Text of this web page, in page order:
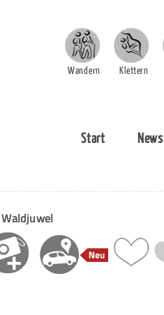
Wandern Klettern
Start News